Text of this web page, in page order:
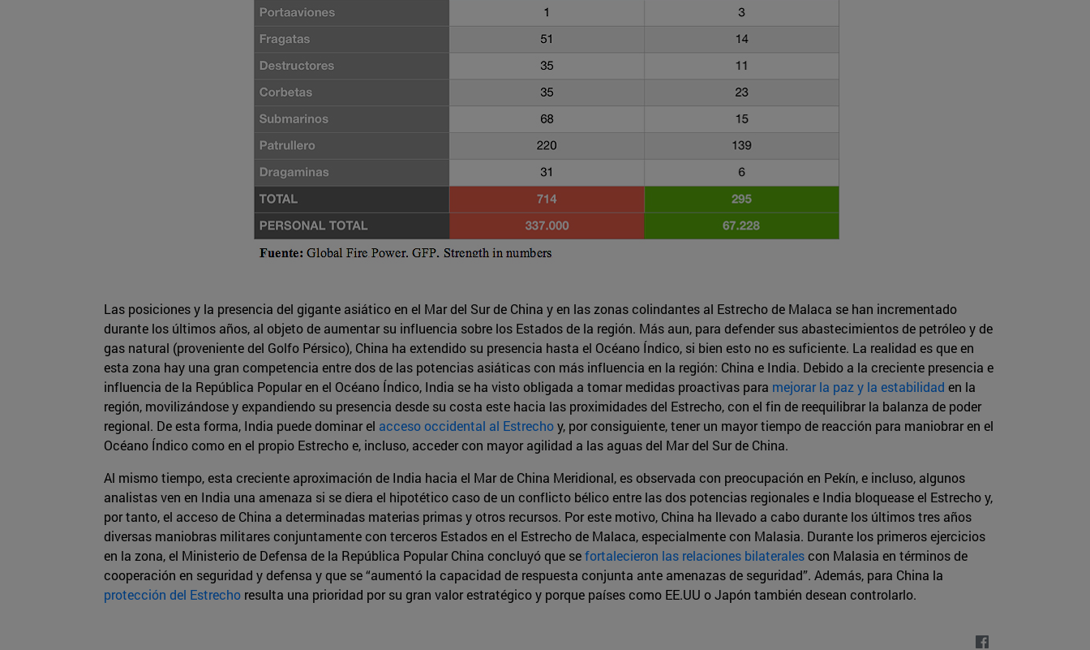
Las posiciones y la presencia del gigante asiático en el Mar del Sur de China y en las zonas colindantes al Estrecho de Malaca se han incrementado
durante los últimos años, al objeto de aumentar su influencia sobre los Estados de la región. Más aun, para defender sus abastecimientos de petróleo y de
gas natural (proveniente del Golfo Pérsico), China ha extendido su presencia hasta el Océano Índico, si bien esto no es suficiente. La realidad es que en
esta zona hay una gran competencia entre dos de las potencias asiáticas con más influencia en la región: China e India. Debido a la creciente presencia e
influencia de la República Popular en el Océano Índico, India se ha visto obligada a tomar medidas proactivas para mejorar la paz y la estabilidad en la
región, movilizándose y expandiendo su presencia desde su costa este hacia las proximidades del Estrecho, con el fin de reequilibrar la balanza de poder
regional. De esta forma, India puede dominar el acceso occidental al Estrechoy, por consiguiente, tener un mayor tiempo de reacción para maniobrar en el
Océano Índico como en el propio Estrecho e, incluso, acceder con mayor agilidad a las aguas del Mar del Sur de China.
Al mismo tiempo, esta creciente aproximación de India hacia el Mar de China Meridional, es observada con preocupación en Pekín, e incluso, algunos
analistas ven en India una amenaza si se diera el hipotético caso de un conflicto bélico entre las dos potencias regionales e India bloquease el Estrecho y,
por tanto, el acceso de China a determinadas materias primas y otros recursos. Por este motivo, China ha llevado a cabo durante los últimos tres años
diversas maniobras militares conjuntamente con terceros Estados en el Estrecho de Malaca, especialmente con Malasia. Durante los primeros ejercicios
en la zona, el Ministerio de Defensa de la República Popular China concluyó que sefortalecieron las relaciones bilateralescon Malasia en términos de
cooperación en seguridad y defensa y que se “aumentó la capacidad de respuesta conjunta ante amenazas de seguridad”. Además, para China la
protección del Estrecho resulta una prioridad por su gran valor estratégico y porque países como EE.UU o Japón también desean controlarlo.